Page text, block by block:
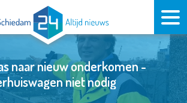
naar nieuw onderkomen -
niet nodig